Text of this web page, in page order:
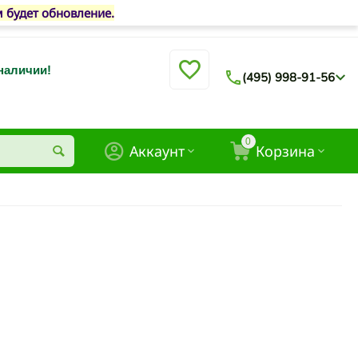
обновление.
(495) 998-91-56
0 Корзина
Аккаунт